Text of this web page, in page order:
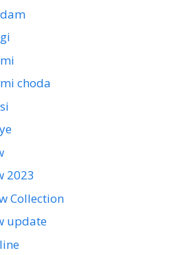
choda
2023
Collection
update